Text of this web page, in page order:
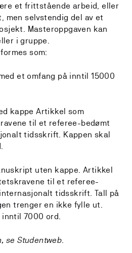
et frittstående arbeid, eller
men selvstendig del av et
Masteroppgaven kan
i gruppe.
som:
et omfang på inntil 15000
kappe Artikkel som
til et referee-bedømt
tidsskrift. Kappen skal
uten kappe. Artikkel
til et referee-
tidsskrift. Tall på
trenger en ikke fylle ut.
7000 ord.
se Studentweb.